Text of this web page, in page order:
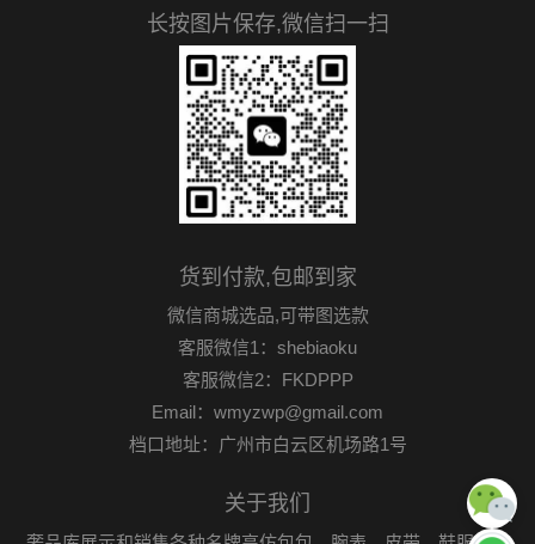
长按图片保存,微信扫一扫
货到付款,包邮到家
微信商城选品,可带图选款
客服微信1：shebiaoku
客服微信2：FKDPPP
Email：wmyzwp@gmail.com
档口地址：广州市白云区机场路1号
关于我们